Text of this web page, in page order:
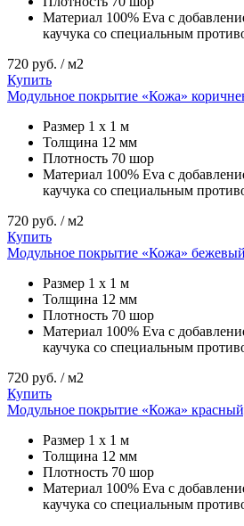
Материал 100% Eva с
каучука со специальным
720 руб. / м2
Купить
Модульное покрытие «Кожа»
Размер 1 х 1 м
Толщина 12 мм
Плотность 70 шор
Материал 100% Eva с
каучука со специальным
720 руб. / м2
Купить
Модульное покрытие «Кожа»
Размер 1 х 1 м
Толщина 12 мм
Плотность 70 шор
Материал 100% Eva с
каучука со специальным
720 руб. / м2
Купить
Модульное покрытие «Кожа»
Размер 1 х 1 м
Толщина 12 мм
Плотность 70 шор
Материал 100% Eva с
каучука со специальным